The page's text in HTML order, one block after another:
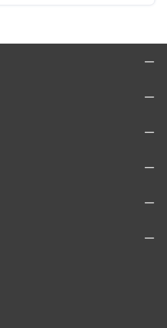
(E39/60/60LCI/61/61LCI)- BMW X5 (E70)-
System Systemkabelbuchse
4-Pin, 8m mit
Systemanschlusskabel 4-Pin mit Cinch
Gesamt L/B/T 73x32x40mm- Nur